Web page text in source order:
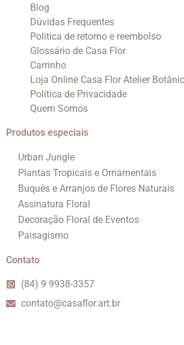
Blog
Dúvidas Frequentes
Politica de retorno e reembolso
Glossário de Casa Flor
Carrinho
Loja Online Casa Flor Atelier
Política de Privacidade
Quem Somos
Produtos especiais
Urban Jungle
Plantas Tropicais e Ornamentais
Buquês e Arranjos de Flores Naturais
Assinatura Floral
Decoração Floral de Eventos
Paisagismo
Contato
(84) 9 9938-3357
contato@casaflor.art.br